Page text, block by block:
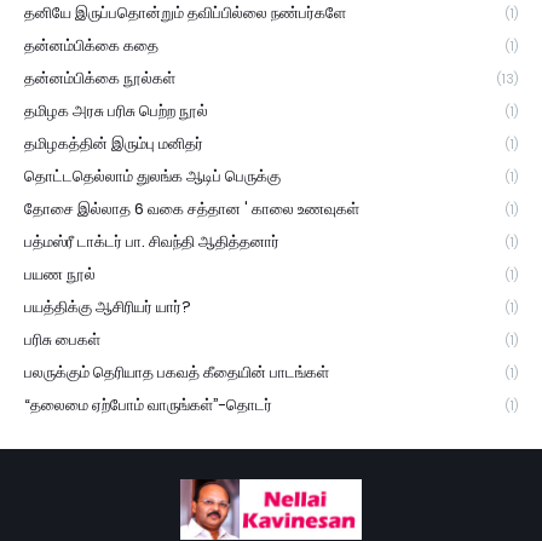
தனியே இருப்பதொன்றும் தவிப்பில்லை நண்பர்களே (1)
தன்னம்பிக்கை கதை (1)
தன்னம்பிக்கை நூல்கள் (13)
தமிழக அரசு பரிசு பெற்ற நூல் (1)
தமிழகத்தின் இரும்பு மனிதர் (1)
தொட்டதெல்லாம் துலங்க ஆடிப் பெருக்கு (1)
தோசை இல்லாத 6 வகை சத்தான ' காலை உணவுகள் (1)
பத்மஸ்ரீ டாக்டர் பா. சிவந்தி ஆதித்தனார் (1)
பயண நூல் (1)
பயத்திக்கு ஆசிரியர் யார்? (1)
பரிசு பைகள் (1)
பலருக்கும் தெரியாத பகவத் கீதையின் பாடங்கள் (1)
“தலைமை ஏற்போம் வாருங்கள்”-தொடர் (1)